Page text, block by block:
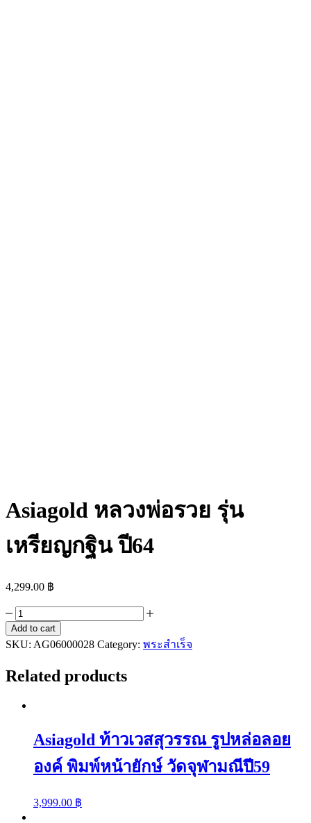
Asiagold หลวงพ่อรวย รุ่น
เหรียญกฐิน ปี64
4,299.00 ฿
Asiagold
หลวง
พ่อ
รุ่น
quantity
Add to cart
SKU: AG06000028 Category: พระสำเร็จ
Related products
Asiagold ท้าวเวสสุวรรณ รูปหล่อลอย
องค์ พิมพ์หน้ายักษ์ วัดจุฬามณีปี59
3,999.00 ฿